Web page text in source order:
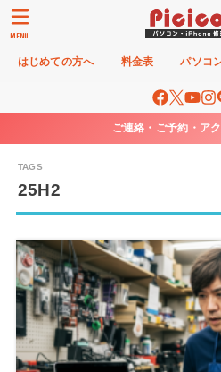
はじめての方へ 料金表 パソコ
MENU
ご連絡・ご予約・ア
25H2